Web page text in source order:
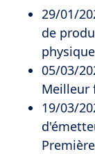
29/01/
de
05/03/
Meilleur
19/03/